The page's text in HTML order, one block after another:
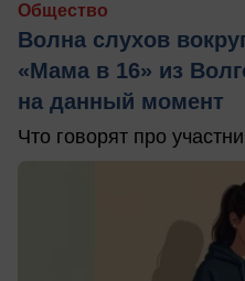
Общество
Волна слухов
«Мама в 16» из
на данный момент
Что говорят про